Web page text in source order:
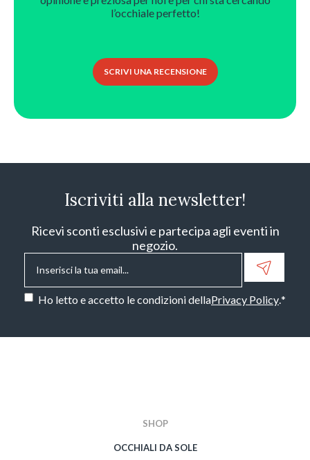
l’occhiale perfetto!
SCRIVI UNA RECENSIONE
Iscriviti alla newsletter!
Ricevi sconti esclusivi e partecipa agli eventi in
negozio.
Email*
Consenso*
Ho letto e accetto le condizioni dellaPrivacy Policy.*
SHOP
OCCHIALI DA SOLE